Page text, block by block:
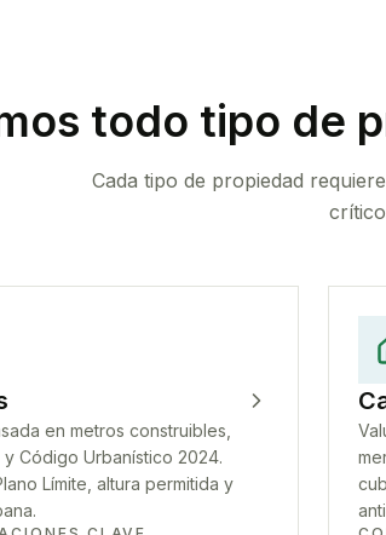
todo tipo de
Cada tipo de propiedad
en metros construibles,
Código Urbanístico 2024.
Límite, altura permitida y